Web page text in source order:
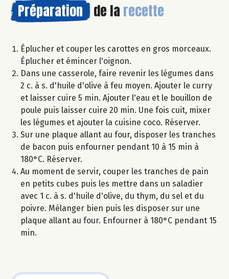
Préparation de la recette
Éplucher et couper les carottes en gros morceaux.
Éplucher et émincer l'oignon.
Dans une casserole, faire revenir les légumes dans
2 c. à s. d'huile d'olive à feu moyen. Ajouter le curry
et laisser cuire 5 min. Ajouter l'eau et le bouillon de
poule puis laisser cuire 20 min. Une fois cuit, mixer
les légumes et ajouter la cuisine coco. Réserver.
Sur une plaque allant au four, disposer les tranches
de bacon puis enfourner pendant 10 à 15 min à
180°C. Réserver.
Au moment de servir, couper les tranches de pain
en petits cubes puis les mettre dans un saladier
avec 1 c. à s. d'huile d'olive, du thym, du sel et du
poivre. Mélanger bien puis les disposer sur une
plaque allant au four. Enfourner à 180°C pendant 15
min.